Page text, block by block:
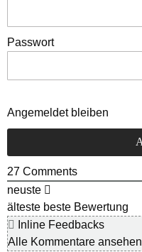
Passwort
Angemeldet bleiben
27 Comments
neuste
älteste beste Bewertung
Inline Feedbacks
Alle Kommentare ansehen